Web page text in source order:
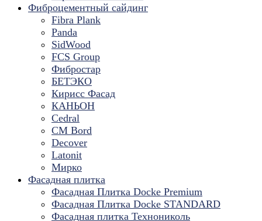
Фиброцементный сайдинг
Fibra Plank
Panda
SidWood
FCS Group
Фибростар
БЕТЭКО
Кирисс Фасад
КАНЬОН
Cedral
CM Bord
Decover
Latonit
Мирко
Фасадная плитка
Фасадная Плитка Docke Premium
Фасадная Плитка Docke STANDARD
Фасадная плитка Технониколь